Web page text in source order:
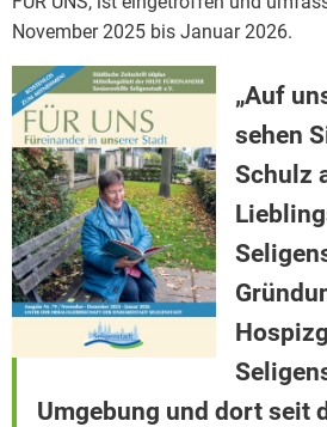
November 2025 bis Januar 2026.
„Auf
sehen
Schulz
Umgebung und dort seit